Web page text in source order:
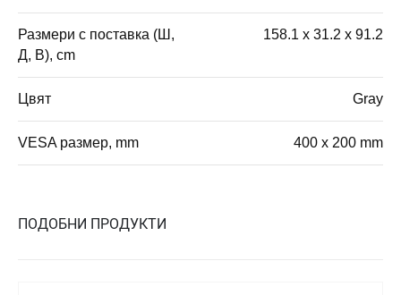
Размери с поставка (Ш,
Д, В), cm
158.1 x 31.2 x 91.2
Цвят Gray
VESA размер, mm 400 x 200 mm
ПОДОБНИ ПРОДУКТИ